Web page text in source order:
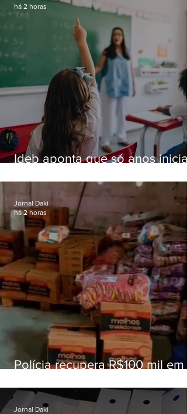
Ideb aponta que só anos
educação
há 2 horas
Polícia recupera R$100 mil em
Fluminense
Jornal Daki
há 2 horas
Jornal Daki